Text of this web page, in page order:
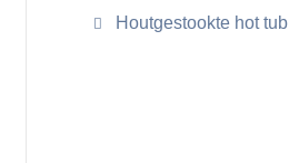
Houtgestookte hot tub